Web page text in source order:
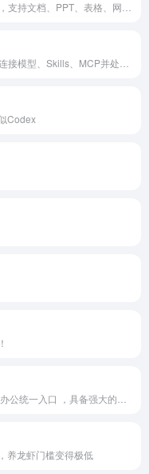
Codex
养龙虾门槛变得极低